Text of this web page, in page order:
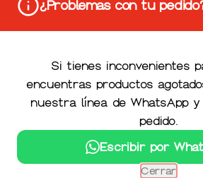
$8.500
Side Salad
pepino
de girasol
shallots.
¿Problemas con tu
Si tienes inconvenientes
encuentras productos
nuestra línea de WhatsApp
pedido.
Escribir por
Cerrar